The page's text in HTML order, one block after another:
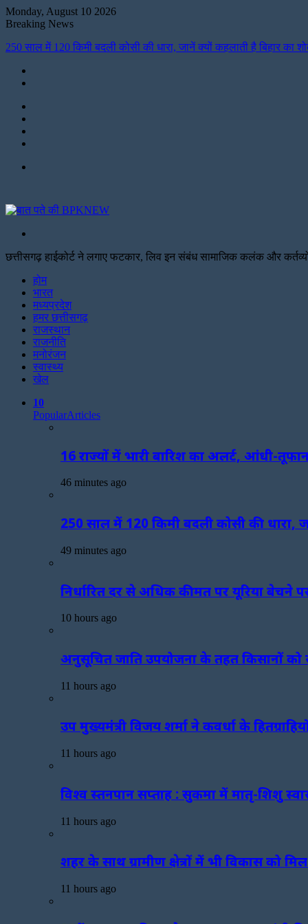
Monday, August 10 2026
Breaking News
250 साल में 120 किमी बदली कोसी की धारा, जानें क्यों कहलाती है बिहार का
छत्तीसगढ़ हाईकोर्ट ने लगाए फटकार, लिव इन संबंध सामाजिक कलंक और
होम
भारत
मध्यप्रदेश
हमर छत्तीसगढ़
राजस्थान
राजनीति
मनोरंजन
स्वास्थ्य
खेल
10
PopularArticles
16 राज्यों में भारी बारिश का अलर्ट, आंधी-
46 minutes ago
250 साल में 120 किमी बदली कोसी की धारा,
49 minutes ago
निर्धारित दर से अधिक कीमत पर यूरिया बेचने
10 hours ago
अनुसूचित जाति उपयोजना के तहत किसानों को
11 hours ago
उप मुख्यमंत्री विजय शर्मा ने कवर्धा के
11 hours ago
विश्व स्तनपान सप्ताह : सुकमा में मातृ-शिशु
11 hours ago
शहर के साथ ग्रामीण क्षेत्रों में भी विकास को
11 hours ago